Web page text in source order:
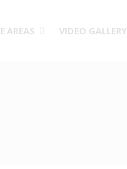
AREAS VIDEO GALLERY